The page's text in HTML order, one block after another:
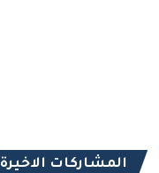
المشاركات الاخيرة